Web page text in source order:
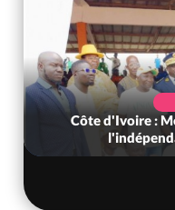
Côte
Adama